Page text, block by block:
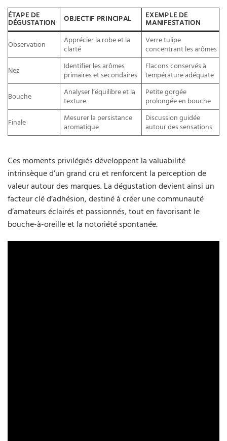
ÉTAPE DE
DÉGUSTATION OBJECTIF PRINCIPAL EXEMPLE DE
MANIFESTATION
Observation
Apprécier la robe et la
clarté
Verre tulipe
concentrant les arômes
Nez
Identifier les arômes
primaires et secondaires
Flacons conservés à
température adéquate
Bouche
Analyser l’équilibre et la
texture
Petite gorgée
prolongée en bouche
Finale
Mesurer la persistance
aromatique
Discussion guidée
autour des sensations
Ces moments privilégiés développent la valuabilité
intrinsèque d’un grand cru et renforcent la perception de
valeur autour des marques. La dégustation devient ainsi un
facteur clé d’adhésion, destiné à créer une communauté
d’amateurs éclairés et passionnés, tout en favorisant le
bouche-à-oreille et la notoriété spontanée.